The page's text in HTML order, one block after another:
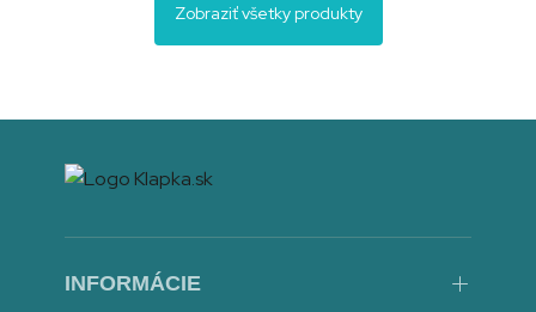
Zobraziť všetky produkty
0,60€
INFORMÁCIE